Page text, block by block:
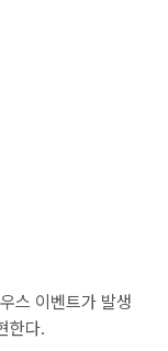
스 이벤트가 발생
한다.